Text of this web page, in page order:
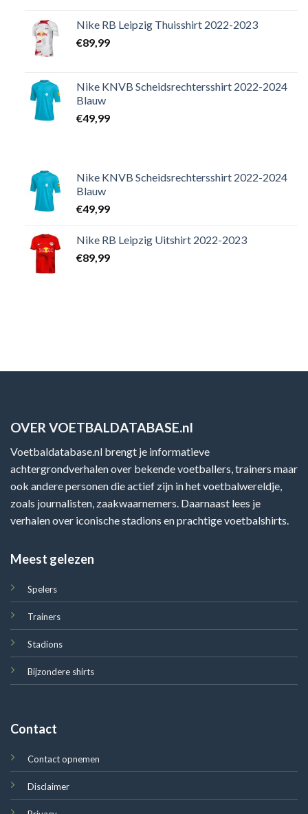
Nike RB Leipzig Thuisshirt 2022-2023
€89,99
Nike KNVB Scheidsrechtersshirt 2022-2024
Blauw
€49,99
Nike KNVB Scheidsrechtersshirt 2022-2024
Blauw
€49,99
Nike RB Leipzig Uitshirt 2022-2023
€89,99
OVER VOETBALDATABASE.nl
Voetbaldatabase.nl brengt je informatieve
achtergrondverhalen over bekende voetballers, trainers maar
ook andere personen die actief zijn in het voetbalwereldje,
zoals journalisten, zaakwaarnemers. Daarnaast lees je
verhalen over iconische stadions en prachtige voetbalshirts.
Meest gelezen
Spelers
Trainers
Stadions
Bijzondere shirts
Contact
Contact opnemen
Disclaimer